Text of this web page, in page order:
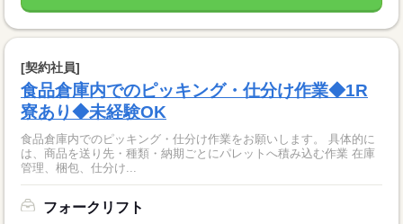
[契約社員]
食品倉庫内でのピッキング・仕分け作業◆1R
寮あり◆未経験OK
食品倉庫内でのピッキング・仕分け作業をお願いします。 具体的に
は、商品を送り先・種類・納期ごとにパレットへ積み込む作業 在庫
管理、梱包、仕分け...
フォークリフト